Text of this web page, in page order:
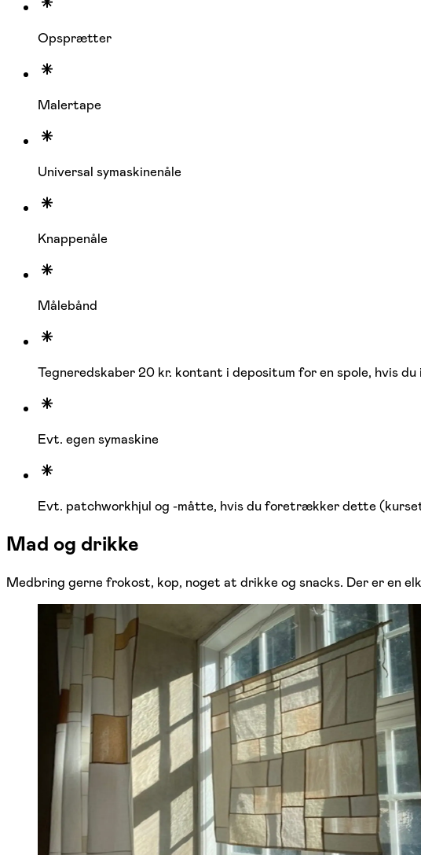
Opsprætter
Malertape
Universal symaskinenåle
Knappenåle
Målebånd
Tegneredskaber 20 kr. kontant i depositum for en spole, hvis
Evt. egen symaskine
Evt. patchworkhjul og -måtte, hvis du foretrækker dette
Mad og drikke
Medbring gerne frokost, kop, noget at drikke og snacks. Der er en